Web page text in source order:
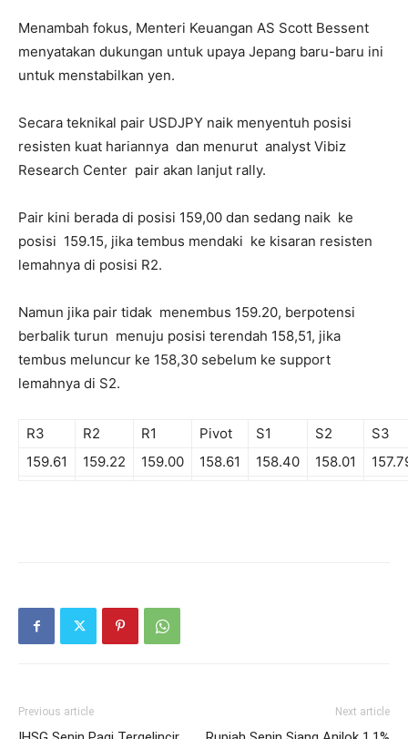
Menambah fokus, Menteri Keuangan AS Scott Bessent
menyatakan dukungan untuk upaya Jepang baru-baru ini
untuk menstabilkan yen.
Secara teknikal pair USDJPY naik menyentuh posisi
resisten kuat hariannya dan menurut analyst Vibiz
Research Center pair akan lanjut rally.
Pair kini berada di posisi 159,00 dan sedang naik ke
posisi 159.15, jika tembus mendaki ke kisaran resisten
lemahnya di posisi R2.
Namun jika pair tidak menembus 159.20, berpotensi
berbalik turun menuju posisi terendah 158,51, jika
tembus meluncur ke 158,30 sebelum ke support
lemahnya di S2.
R3 R2 R1 Pivot S1 S2
S3
159.61
159.22 159.00 158.61 158.40 158.01
Previous article Next article